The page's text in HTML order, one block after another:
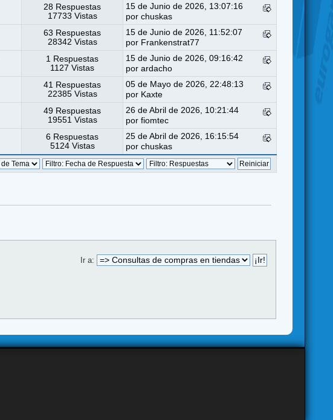
28 Respuestas
17733 Vistas
15 de Junio de 2026, 13:07:16
porchuskas
63 Respuestas
28342 Vistas
15 de Junio de 2026, 11:52:07
por Frankenstrat77
1 Respuestas
1127 Vistas
15 de Junio de 2026, 09:16:42
porardacho
41 Respuestas
22385 Vistas
05 de Mayo de 2026, 22:48:13
por Kaxte
49 Respuestas
19551 Vistas
26 de Abril de 2026, 10:21:44
porfiomtec
6 Respuestas
5124 Vistas
25 de Abril de 2026, 16:15:54
porchuskas
Ir a: